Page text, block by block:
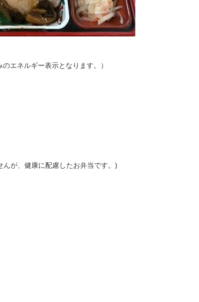
ネルギー表示となります。）
が、健康に配慮したお弁当です。)